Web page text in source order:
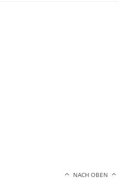
NACH OBEN